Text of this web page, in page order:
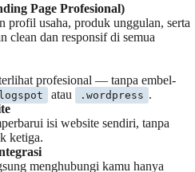
Page Profesional)
profil usaha, produk unggulan, serta
clean dan responsif di semua
profesional — tanpa embel-
atau .wordpress .
isi website sendiri, tanpa
ketiga.
menghubungi kamu hanya